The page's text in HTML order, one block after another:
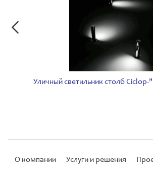
Уличный светильник столб
О компании Услуги и решения